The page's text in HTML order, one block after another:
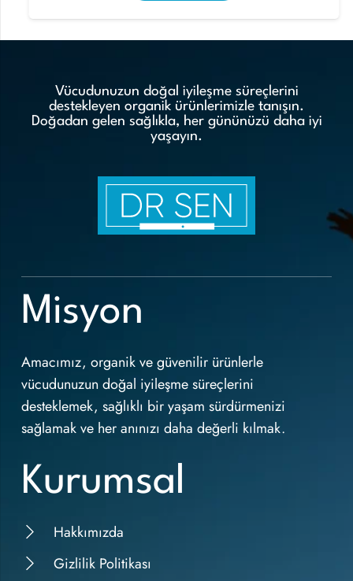
Vücudunuzun doğal iyileşme süreçlerini
destekleyen organik ürünlerimizle tanışın.
Doğadan gelen sağlıkla, her gününüzü daha iyi
yaşayın.
Misyon
Amacımız, organik ve güvenilir ürünlerle
vücudunuzun doğal iyileşme süreçlerini
desteklemek, sağlıklı bir yaşam sürdürmenizi
sağlamak ve her anınızı daha değerli kılmak.
Kurumsal
Hakkımızda
Gizlilik Politikası